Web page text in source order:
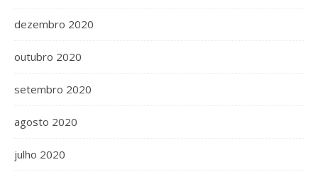
dezembro 2020
outubro 2020
setembro 2020
agosto 2020
julho 2020